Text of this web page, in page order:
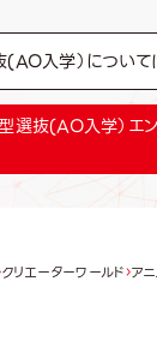
入学）について
選抜(AO入学）エ
クリエーターワールド ア